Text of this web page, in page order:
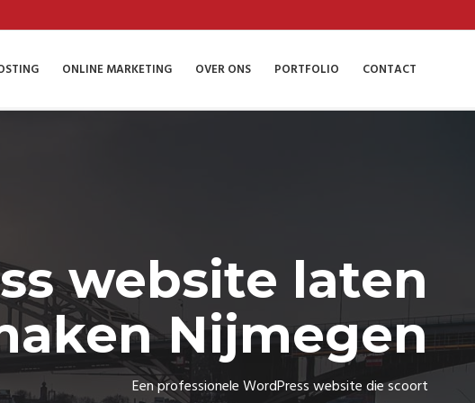
ONLINE MARKETING OVER ONS PORTFOLIO CONTACT
website laten
Nijmegen
Een professionele WordPress website die scoort